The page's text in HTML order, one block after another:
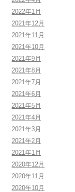
2022年1月
2021年12月
2021年11月
2021年10月
2021年9月
2021年8月
2021年7月
2021年6月
2021年5月
2021年4月
2021年3月
2021年2月
2021年1月
2020年12月
2020年11月
2020年10月